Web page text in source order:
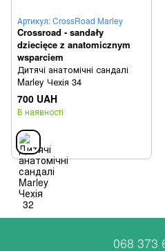
Артикул: CrossRoad Marley
Crossroad - sandały
dziecięce z anatomicznym
wsparciem
Дитячі анатомічні сандалі
Marley Чехія 34
700 UAH
В наявності
068 373